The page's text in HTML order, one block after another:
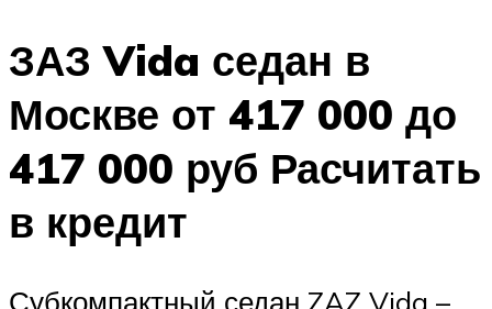
ЗАЗ Vida седан в
Москве от 417 000 до
417 000 руб Расчитать
в кредит
Субкомпактный седан ZAZ Vida –